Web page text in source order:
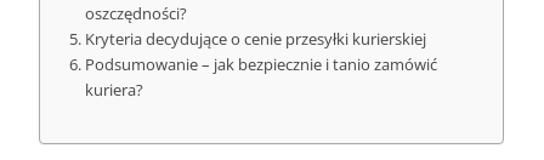
oszczędności?
Kryteria decydujące o cenie przesyłki kurierskiej
Podsumowanie – jak bezpiecznie i tanio zamówić
kuriera?